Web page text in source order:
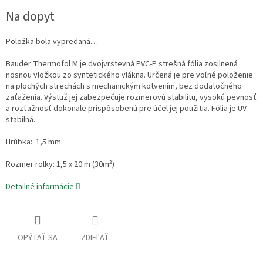
Na dopyt
Položka bola vypredaná…
Bauder Thermofol M je dvojvrstevná PVC-P strešná fólia zosilnená
nosnou vložkou zo syntetického vlákna. Určená je pre voľné položenie
na plochých strechách s mechanickým kotvením, bez dodatočného
zaťaženia. Výstuž jej zabezpečuje rozmerovú stabilitu, vysokú pevnosť
a rozťažnosť dokonale prispôsobenú pre účel jej použitia. Fólia je UV
stabilná.
Hrúbka: 1,5 mm
Rozmer rolky: 1,5 x 20 m (30m²)
Detailné informácie
OPÝTAŤ SA ZDIEĽAŤ